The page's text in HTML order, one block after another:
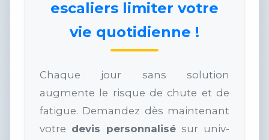
escaliers limiter votre
vie quotidienne !
Chaque jour sans solution
augmente le risque de chute et de
fatigue. Demandez dès maintenant
votre devis personnalisé sur univ-